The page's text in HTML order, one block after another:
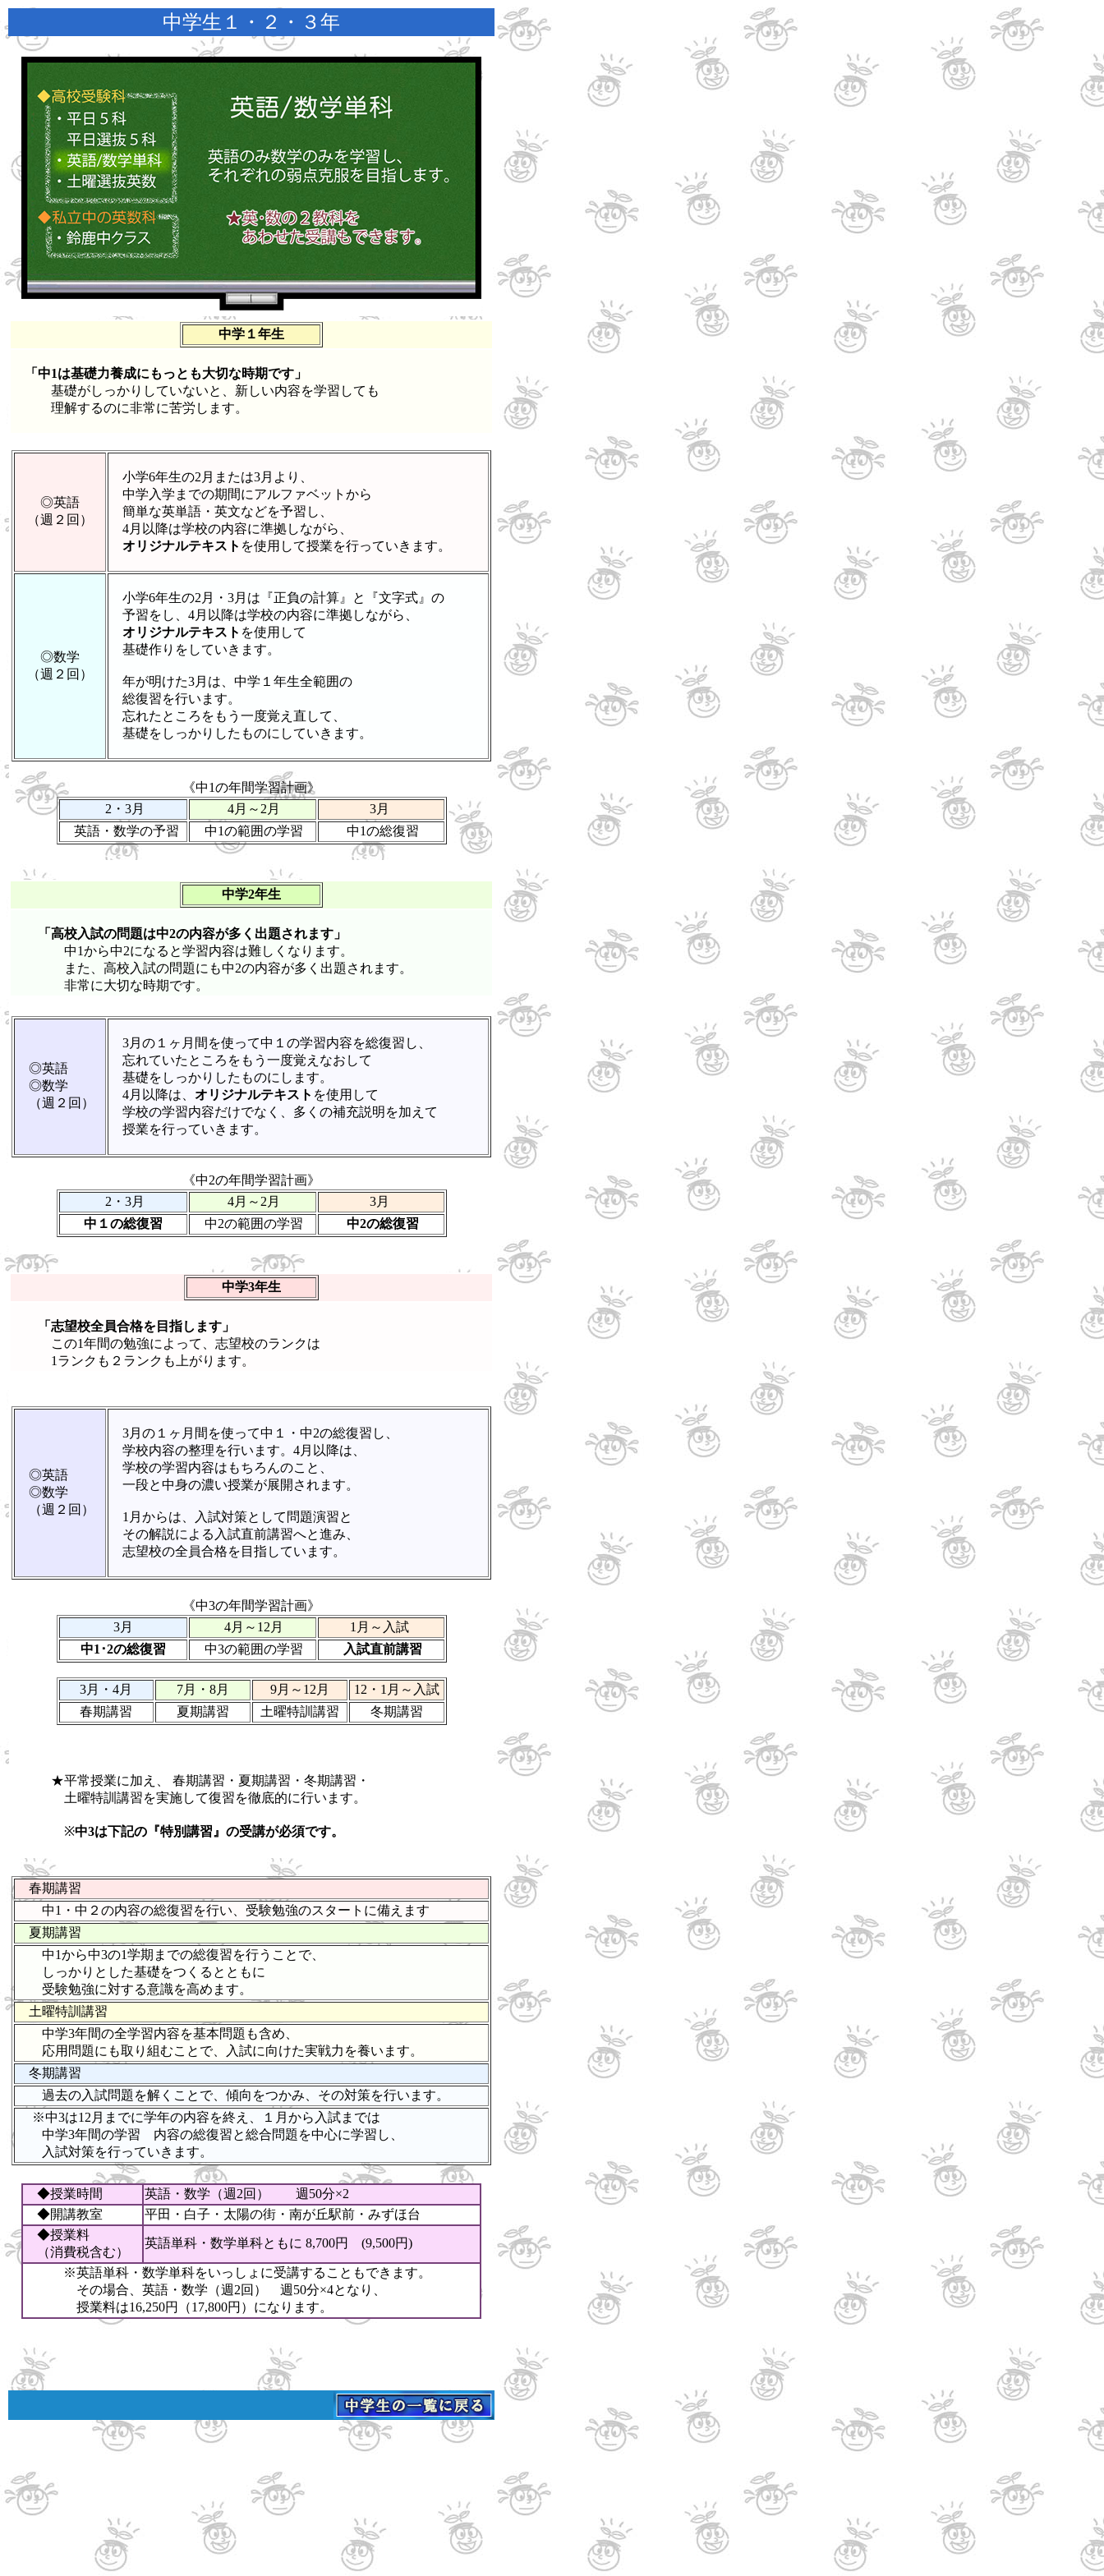
中学生１・２・３年
中学１年生
「中1は基礎力養成にもっとも大切な時期です」
基礎がしっかりしていないと、新しい内容を学習しても
理解するのに非常に苦労します。
◎英語
（週２回）
小学6年生の2月または3月より、
中学入学までの期間にアルファベットから
簡単な英単語・英文などを予習し、
4月以降は学校の内容に準拠しながら、
オリジナルテキスト を使用して授業を行っていきます。
◎数学
（週２回）
小学6年生の2月・3月は『正負の計算』と『文字式』の
予習をし、4月以降は学校の内容に準拠しながら、
オリジナルテキスト を使用して
基礎作りをしていきます。
年が明けた3月は、中学１年生全範囲の
総復習を行います。
忘れたところをもう一度覚え直して、
基礎をしっかりしたものにしていきます。
《中1の年間学習計画》
2・3月
4月～2月
3月
英語・数学の予習
中1の範囲の学習 中1の総復習
中学2年生
「高校入試の問題は中2の内容が多く出題されます」
中1から中2になると学習内容は難しくなります。
また、高校入試の問題にも中2の内容が多く出題されます。
非常に大切な時期です。
◎英語
◎数学
（週２回）
3月の１ヶ月間を使って中１の学習内容を総復習し、
忘れていたところをもう一度覚えなおして
基礎をしっかりしたものにします。
4月以降は、 オリジナルテキスト を使用して
学校の学習内容だけでなく、多くの補充説明を加えて
授業を行っていきます。
《中2の年間学習計画》
2・3月
4月～2月
3月
中１の総復習
中2の範囲の学習 中2の総復習
中学3年生
「志望校全員合格を目指します」
この1年間の勉強によって、志望校のランクは
1ランクも２ランクも上がります。
◎英語
◎数学
（週２回）
3月の１ヶ月間を使って中１・中2の総復習し、
学校内容の整理を行います。4月以降は、
学校の学習内容はもちろんのこと、
一段と中身の濃い授業が展開されます。
1月からは、入試対策として問題演習と
その解説による入試直前講習へと進み、
志望校の全員合格を目指しています。
《中3の年間学習計画》
3月
4月～12月
1月～入試
中1･2の総復習
中3の範囲の学習 入試直前講習
3月・4月 7月・8月 9月～12月
12・1月～入試
春期講習
夏期講習 土曜特訓講習 冬期講習
★平常授業に加え、 春期講習・夏期講習・冬期講習・
土曜特訓講習を実施して復習を徹底的に行います。
※中3は下記の『特別講習』の受講が必須です。
春期講習
中1・中２の内容の総復習を行い、受験勉強のスタートに備えます
夏期講習
中1から中3の1学期までの総復習を行うことで、
しっかりとした基礎をつくるとともに
受験勉強に対する意識を高めます。
土曜特訓講習
中学3年間の全学習内容を基本問題も含め、
応用問題にも取り組むことで、入試に向けた実戦力を養います。
冬期講習
過去の入試問題を解くことで、傾向をつかみ、その対策を行います。
※中3は12月までに学年の内容を終え、１月から入試までは
中学3年間の学習 内容の総復習と総合問題を中心に学習し、
入試対策を行っていきます。
◆授業時間
英語・数学（週2回） 週50分×2
◆開講教室
平田・白子・太陽の街・南が丘駅前 ・みずほ台
◆授業料
（消費税含む）
英語単科・数学単科ともに 8,700円 (9,500円)
※英語単科・数学単科をいっしょに受講することもできます。
その場合、英語・数学（週2回） 週50分×4となり、
授業料は16,250円（17,800円）になります。